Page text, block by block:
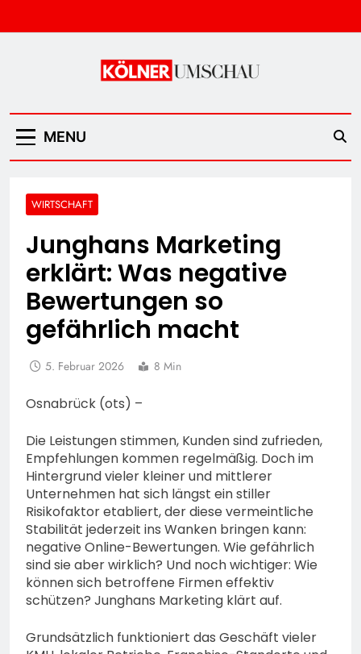
to
Kölner Umschau
MENU
WIRTSCHAFT
Junghans Marketing
erklärt: Was negative
Bewertungen so
gefährlich macht
5. Februar 2026 8 Min
Osnabrück (ots) –
Die Leistungen stimmen, Kunden sind zufrieden,
Empfehlungen kommen regelmäßig. Doch im
Hintergrund vieler kleiner und mittlerer
Unternehmen hat sich längst ein stiller
Risikofaktor etabliert, der diese vermeintliche
Stabilität jederzeit ins Wanken bringen kann:
negative Online-Bewertungen. Wie gefährlich
sind sie aber wirklich? Und noch wichtiger: Wie
können sich betroffene Firmen effektiv
schützen? Junghans Marketing klärt auf.
Grundsätzlich funktioniert das Geschäft vieler